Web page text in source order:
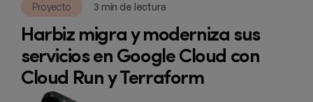
Proyecto 3 min de lectura
Harbiz migra y moderniza sus
servicios en Google Cloud con
Cloud Run y Terraform